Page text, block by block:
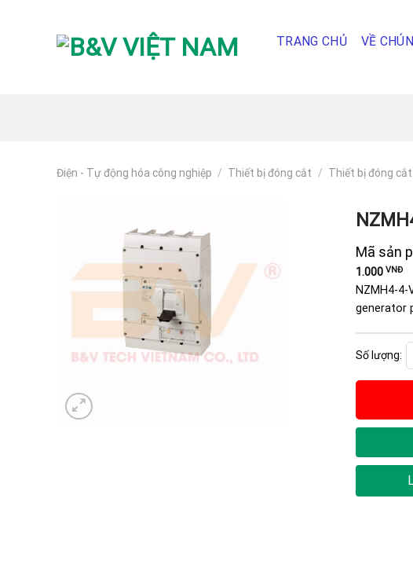
TRANG CHỦ VỀ
Điện - Tự động hóa công nghiệp / Thiết bị đóng cắt / Thiết bị đóng
Mã sản
1.000VNĐ
NZMH4-
generator
NZMH4-4-